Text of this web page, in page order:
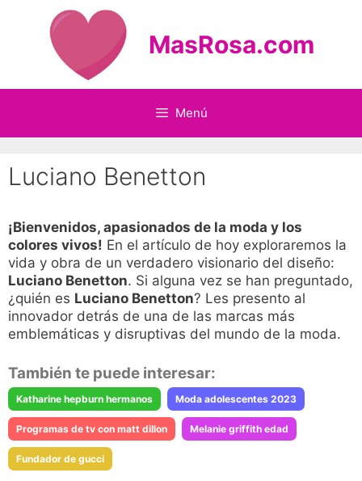
contenido
MasRosa.com
Menú
Luciano Benetton
¡Bienvenidos, apasionados de la moda y los
colores vivos! En el artículo de hoy exploraremos la
vida y obra de un verdadero visionario del diseño:
Luciano Benetton. Si alguna vez se han preguntado,
¿quién es Luciano Benetton? Les presento al
innovador detrás de una de las marcas más
emblemáticas y disruptivas del mundo de la moda.
También te puede interesar:
Katharine hepburn hermanos Moda adolescentes 2023
Programas de tv con matt dillon Melanie griffith edad
Fundador de gucci